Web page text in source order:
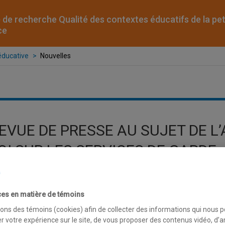
de recherche Qualité des contextes éducatifs de la
Nouvelles
DE PRESSE AU SUJET DE
SUR LES SERVICES DE GARDE
du projet de loi no 1 : le Québec pourra enfin
en matière de témoins
des témoins (cookies) afin de collecter des informations qui nous
votre expérience sur le site, de vous proposer des contenus vidéo,